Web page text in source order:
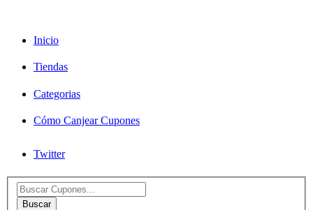
Inicio
Tiendas
Categorias
Cómo Canjear Cupones
Twitter
Search
for:Buscar